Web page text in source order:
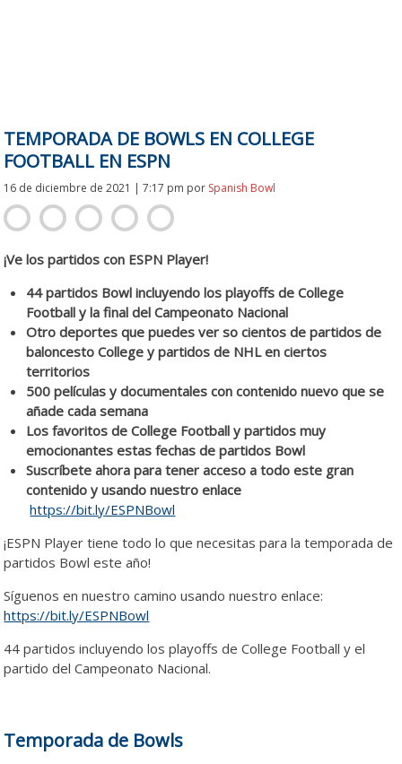
TEMPORADA DE BOWLS EN COLLEGE
FOOTBALL EN ESPN
16 de diciembre de 2021 | 7:17 pm por Spanish Bowl
¡Ve los partidos con ESPN Player!
44 partidos Bowl incluyendo los playoffs de College
Football y la final del Campeonato Nacional
Otro deportes que puedes ver so cientos de partidos de
baloncesto College y partidos de NHL en ciertos
territorios
500 películas y documentales con contenido nuevo que se
añade cada semana
Los favoritos de College Football y partidos muy
emocionantes estas fechas de partidos Bowl
Suscríbete ahora para tener acceso a todo este gran
contenido y usando nuestro enlace
https://bit.ly/ESPNBowl
¡ESPN Player tiene todo lo que necesitas para la temporada de
partidos Bowl este año!
Síguenos en nuestro camino usando nuestro enlace:
https://bit.ly/ESPNBowl
44 partidos incluyendo los playoffs de College Football y el
partido del Campeonato Nacional.
Temporada de Bowls